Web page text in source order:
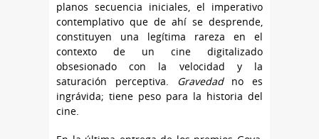
planos secuencia iniciales, el imperativo
contemplativo que de ahí se desprende,
constituyen una legítima rareza en el
contexto de un cine digitalizado
obsesionado con la velocidad y la
saturación perceptiva. Gravedad no es
ingrávida; tiene peso para la historia del
cine.